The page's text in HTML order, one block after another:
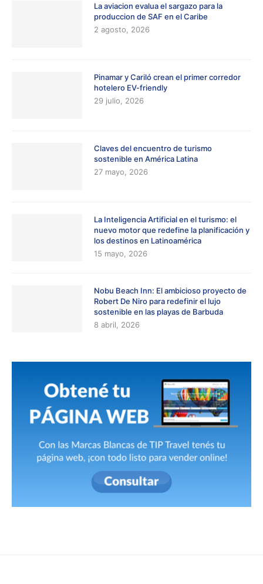
La aviacion evalua el sargazo para la
produccion de SAF en el Caribe
2 agosto, 2026
Pinamar y Cariló crean el primer corredor
hotelero EV-friendly
29 julio, 2026
Claves del encuentro de turismo
sostenible en América Latina
27 mayo, 2026
La Inteligencia Artificial en el turismo: el
nuevo motor que redefine la planificación y
los destinos en Latinoamérica
15 mayo, 2026
Nobu Beach Inn: El ambicioso proyecto de
Robert De Niro para redefinir el lujo
sostenible en las playas de Barbuda
8 abril, 2026